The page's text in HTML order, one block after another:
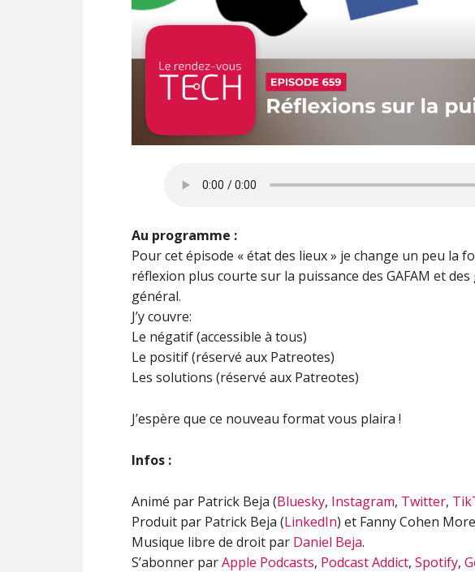
Au programme :
Pour cet épisode « état des lieux » je change un peu la
réflexion plus courte sur la puissance des GAFAM et
général.
J’y couvre:
Le négatif (accessible à tous)
Le positif (réservé aux Patreotes)
Les solutions (réservé aux Patreotes)
J’espère que ce nouveau format vous plaira !
Infos :
Animé par Patrick Beja (Bluesky, Instagram, Twitter,
Produit par Patrick Beja (LinkedIn) et Fanny Cohen
Musique libre de droit par Daniel Beja.
S’abonner parApple Podcasts, Podcast Addict, Spotify,